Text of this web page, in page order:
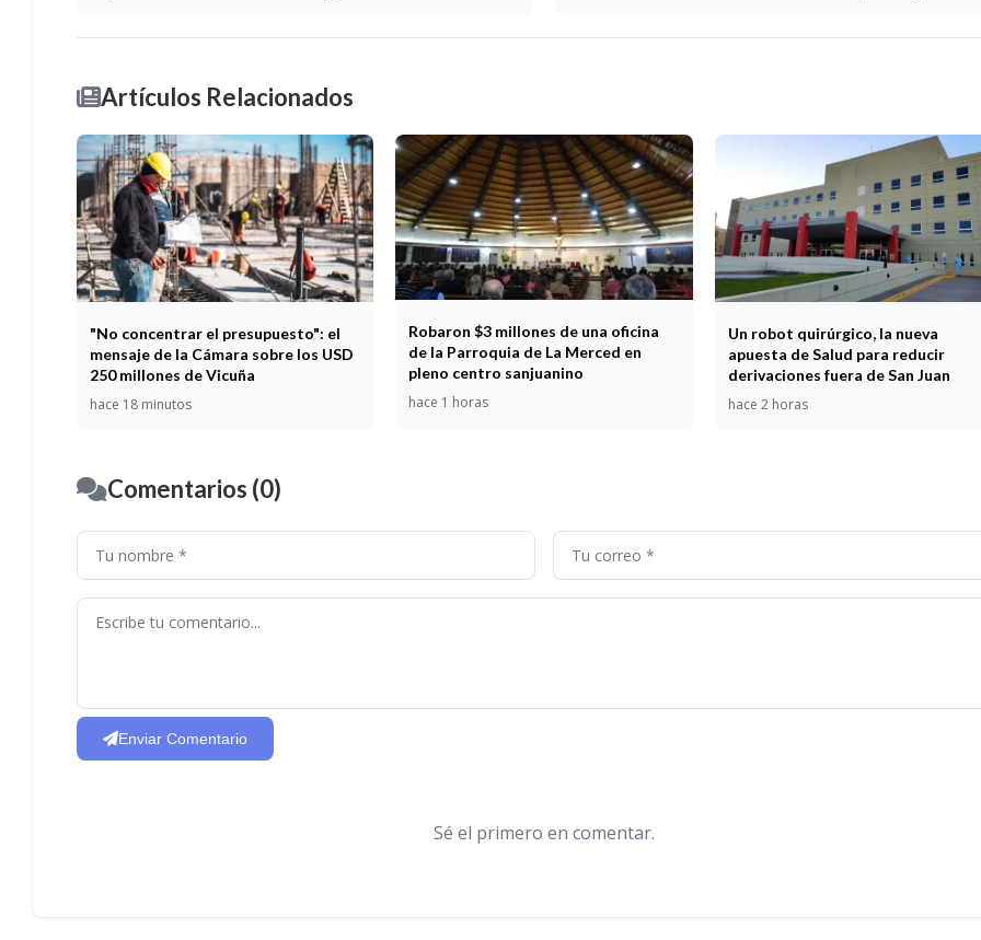
Artículos Relacionados
"No concentrar el presupuesto": el
mensaje de la Cámara sobre los USD
250 millones de Vicuña
hace 18 minutos
Robaron $3 millones de una oficina
de la Parroquia de La Merced en
pleno centro sanjuanino
hace 1 horas
Un robot quirúrgico, la nueva
apuesta de Salud para reducir
derivaciones fuera de San Juan
hace 2 horas
Comentarios (0)
Enviar Comentario
Sé el primero en comentar.